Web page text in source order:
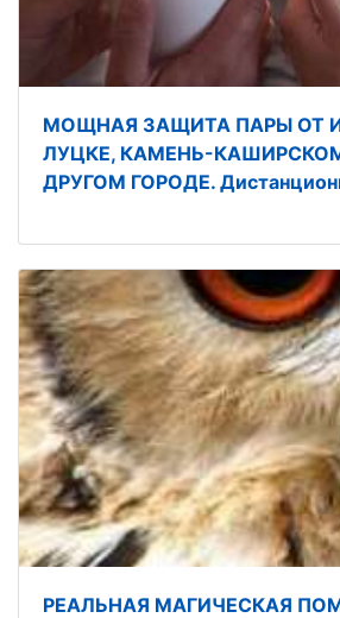
МОЩНАЯ ЗАЩИТА ПАРЫ ОТ
ЛУЦКЕ, КАМЕНЬ-
ДРУГОМ ГОРОДЕ.
РЕАЛЬНАЯ МАГИЧЕСКАЯ